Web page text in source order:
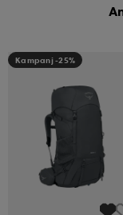
Kampanj -25%